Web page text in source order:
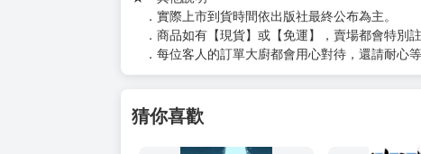
（２）於賣場商品頁留言
（３）訂單回覆留言
【買動漫提醒您：我們沒有電話聯繫與電話客服服